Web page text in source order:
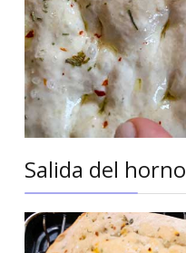
Salida del horno